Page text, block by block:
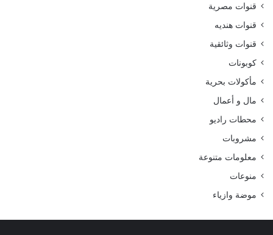
قنوات مصرية
قنوات هنديه
قنوات وثائقية
كوبونات
مأكولات بحرية
مال و أعمال
محطات راديو
مشروبات
معلومات متنوعة
منوعات
موضة وازياء